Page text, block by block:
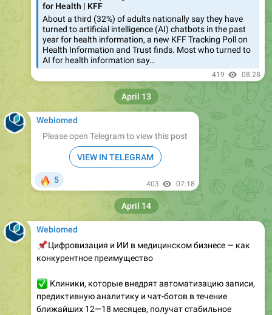
for Health | KFF
About a third (32%) of adults nationally say they have
turned to artificial intelligence (AI) chatbots in the past
year for health information, a new KFF Tracking Poll on
Health Information and Trust finds. Most who turned to
AI for health information say…
419 08:28
Webiomed
Please open Telegram to view this post
VIEW IN TELEGRAM
5 403 07:18
April 13
Webiomed
Цифровизация и ИИ в медицинском бизнесе — как
конкурентное преимущество
Клиники, которые внедрят автоматизацию записи,
предиктивную аналитику и чат-ботов в течение
ближайших 12—18 месяцев, получат стабильное
April 14